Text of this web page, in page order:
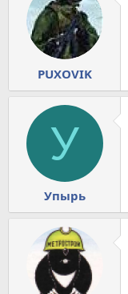
PUXOVIK
У
Упырь